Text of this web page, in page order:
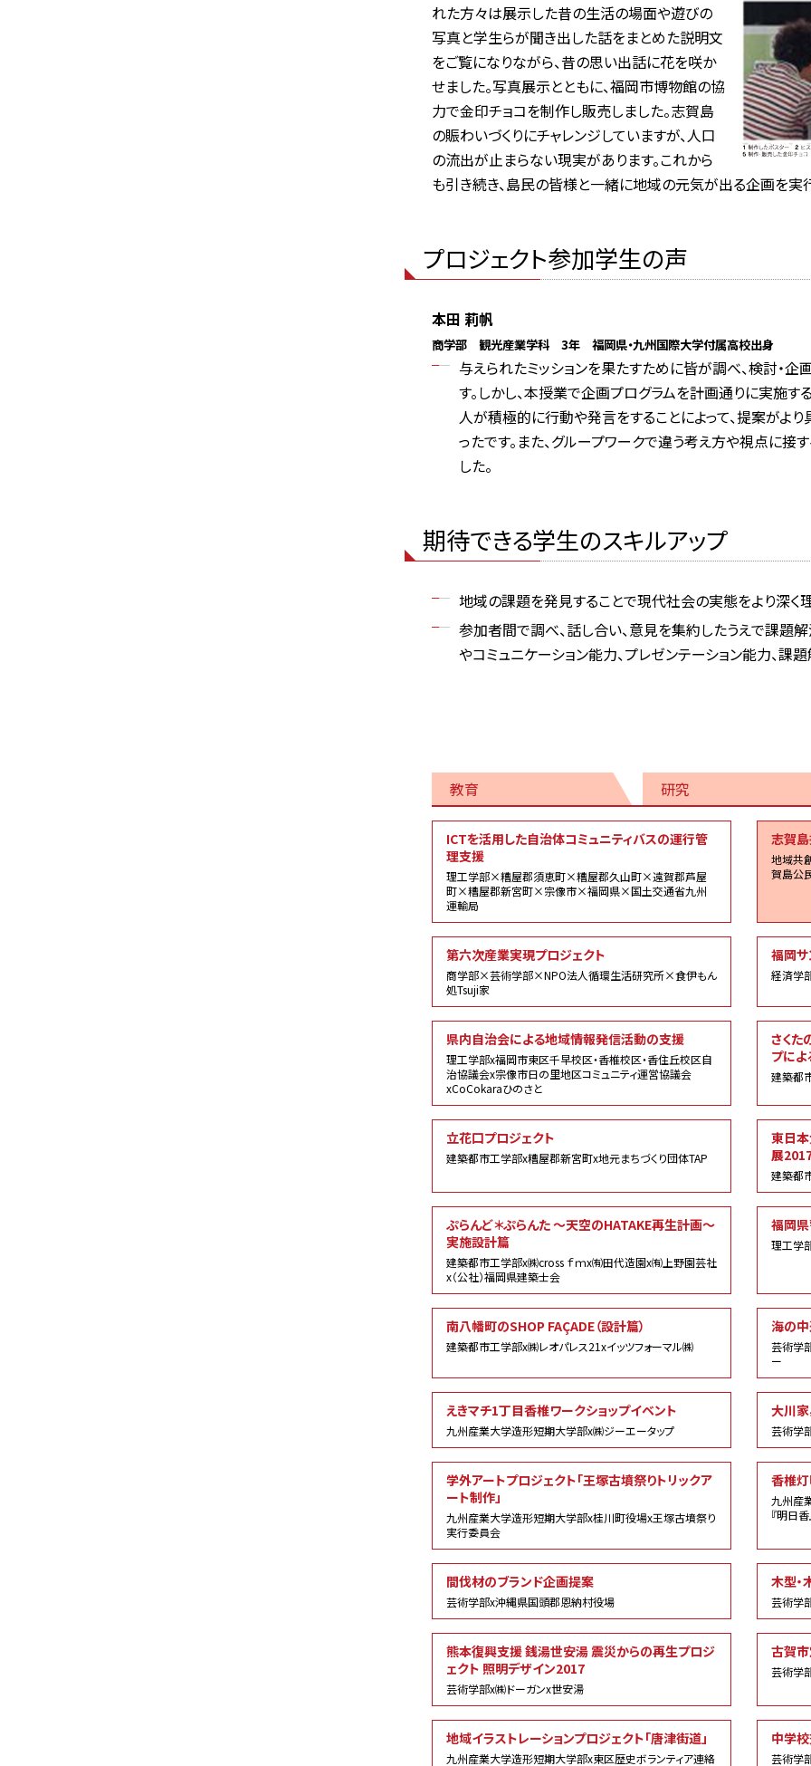
れた方々は展示した昔の生活の場面や遊びの
写真と学生らが聞き出した話をまとめた説明文
をご覧になりながら、昔の思い出話に花を咲か
せました。写真展示とともに、福岡市博物館の協
力で金印チョコを制作し販売しました。志賀島
の賑わいづくりにチャレンジしていますが、人口
の流出が止まらない現実があります。これから
も引き続き、島民の皆様と一緒に地域の元気が出る企画を実
プロジェクト参加学生の声
本田 莉帆
商学部 観光産業学科 3年 福岡県・九州国際大学付属高校出身
与えられたミッションを果たすために皆が調べ、検討・企
す。しかし、本授業で企画プログラムを計画通りに実施す
人が積極的に行動や発言をすることによって、提案がよ
ったです。また、グループワークで違う考え方や視点に
した。
期待できる学生のスキルアップ
地域の課題を発見することで現代社会の実態をより深く
参加者間で調べ、話し合い、意見を集約したうえで課題
やコミュニケーション能力、プレゼンテーション能力、課
教育
研究
ICTを活用した自治体コミュニティバスの運行管
理支援
理工学部×糟屋郡須恵町×糟屋郡久山町×遠賀郡芦屋
町×糟屋郡新宮町×宗像市×福岡県×国土交通省九州
運輸局
志賀
地域共
賀島公
第六次産業実現プロジェクト
商学部×芸術学部×NPO法人循環生活研究所×食伊もん
処Tsuji家
福岡サ
経済学
県内自治会による地域情報発信活動の支援
理工学部x福岡市東区千早校区・香椎校区・香住丘校区自
治協議会x宗像市日の里地区コミュニティ運営協議会
xCoCokaraひのさと
さくた
プによ
建築都
立花口プロジェクト
建築都市工学部x糟屋郡新宮町x地元まちづくり団体TAP
東日本
展
建築都
ぷらんど＊ぷらんた ～天空のHATAKE再生計画～
実施設計篇
建築都市工学部x㈱cross ｆｍx㈲田代造園x㈲上野園芸社
x（公社）福岡県建築士会
福岡
理工学
南八幡町のSHOP FAÇADE（設計篇）
建築都市工学部x㈱レオパレス21xイッツフォーマル㈱
海の
芸術学
ー
えきマチ1丁目香椎ワークショップイベント
九州産業大学造形短期大学部x㈱ジーエータップ
大川
芸術学
学外アートプロジェクト「王塚古墳祭りトリックア
ート制作」
九州産業大学造形短期大学部x桂川町役場x王塚古墳祭り
実行委員会
香椎灯
九州産
『明日香
間伐材のブランド企画提案
芸術学部x沖縄県国頭郡恩納村役場
木型・
芸術学
熊本復興支援 銭湯世安湯 震災からの再生プロジ
ェクト 照明デザイン2017
芸術学部x㈱ドーガンx世安湯
古賀
芸術学
地域イラストレーションプロジェクト「唐津街道」
九州産業大学造形短期大学部x東区歴史ボランティア連絡
中学
芸術学